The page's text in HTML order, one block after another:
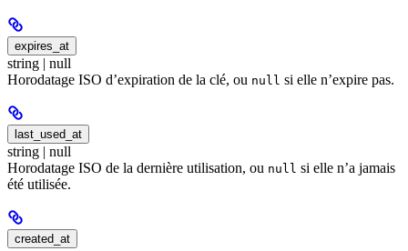
expires_at
string | null
Horodatage ISO d’expiration de la clé, ou null si elle n’expire pas.
last_used_at
string | null
Horodatage ISO de la dernière utilisation, ou null si elle n’a jamais
été utilisée.
created_at